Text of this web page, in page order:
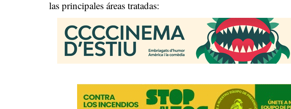
las principales áreas tratadas: